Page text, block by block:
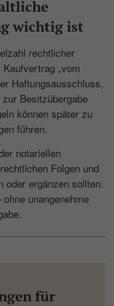
wichtig ist
rechtlicher
„vom
Haftungsausschluss,
Besitzübergabe
können später zu
führen.
notariellen
Folgen und
oder ergänzen sollten.
unangenehme
für